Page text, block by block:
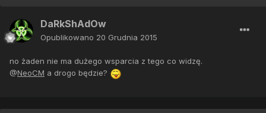
DaRkShAdOw
Opublikowano 20 Grudnia 2015
no żaden nie ma dużego wsparcia z tego co widzę.
@NeoCM a drogo będzie?